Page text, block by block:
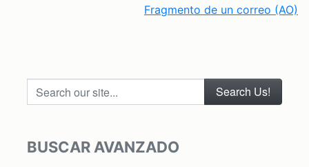
Fragmento de un correo (AO)
Search our site...
BUSCAR AVANZADO